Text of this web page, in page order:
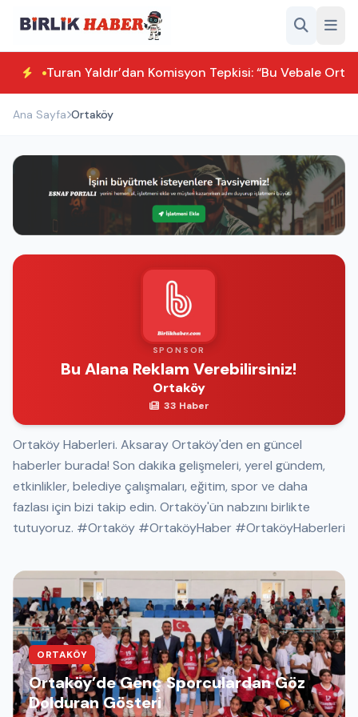
Turan Yaldır’dan Komisyon Tepkisi: “Bu Vebale
Ana Sayfa Ortaköy
SPONSOR
Bu Alana Reklam Verebilirsiniz!
Ortaköy
33 Haber
Ortaköy Haberleri. Aksaray Ortaköy'den en güncel
haberler burada! Son dakika gelişmeleri, yerel gündem,
etkinlikler, belediye çalışmaları, eğitim, spor ve daha
fazlası için bizi takip edin. Ortaköy'ün nabzını birlikte
tutuyoruz. #Ortaköy #OrtaköyHaber #OrtaköyHaberleri
ORTAKÖY
Ortaköy’de Genç Sporculardan Göz
Dolduran Gösteri